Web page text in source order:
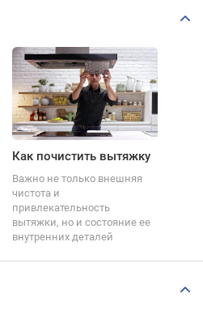
Как почистить вытяжку
Важно не только внешняя
чистота и
привлекательность
вытяжки, но и состояние ее
внутренних деталей